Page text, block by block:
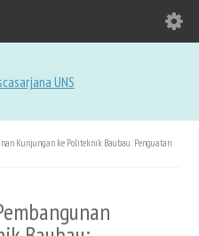
Kunjungan ke Politeknik Baubau: Penguatan